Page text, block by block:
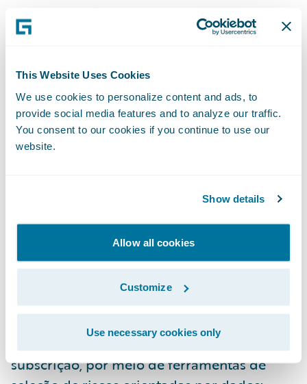
This Website Uses Cookies
We use cookies to personalize content and ads, to
provide social media features and to analyze our traffic.
You consent to our cookies if you continue to use our
website.
Show details
Allow all cookies
Customize
Use necessary cookies only
Cyence Risk Analytics, combinados com os
insights de riscos da Zurich, consolidarão o
riscos cibernéticos em constante evolução,"
declarou Lori Bailey, diretora global de
riscos cibernéticos da Zurich. "Nós nos
dedicamos a ajudar nossos clientes a avaliar
esses riscos cibernéticos e esse produto nos
subscrição, precificação e gerenciamento de
O Guidewire Cyence Risk Analytics permitirá
que a Zurich:
Aprimore a precisão e eficiência de
subscrição, por meio de ferramentas de